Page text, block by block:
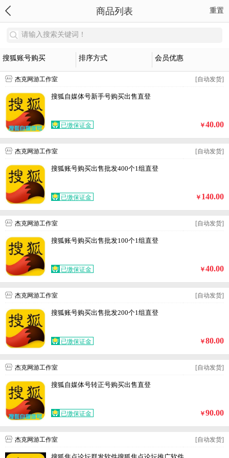
商品列表 重置
请输入搜索关键词！
搜狐账号购买 排序方式 会员优惠
杰克网游工作室 [自动发货]
搜狐自媒体号新手号购买出售直登
已缴保证金 ￥40.00
杰克网游工作室 [自动发货]
搜狐账号购买出售批发400个1组直登
已缴保证金 ￥ 140.00
杰克网游工作室 [自动发货]
搜狐账号购买出售批发100个1组直登
已缴保证金 ￥40.00
杰克网游工作室 [自动发货]
搜狐账号购买出售批发200个1组直登
已缴保证金 ￥80.00
杰克网游工作室 [自动发货]
搜狐自媒体号转正号购买出售直登
已缴保证金 ￥90.00
杰克网游工作室 [自动发货]